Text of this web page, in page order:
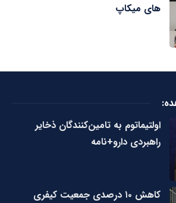
های میکاپ
اولتیماتوم به تامین‌کنندگان ذخایر
راهبردی دارو+نامه
کاهش ۱۰ درصدی جمعیت کیفری